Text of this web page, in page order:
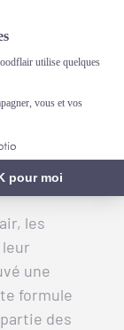
du
frais
les
une
formule
des